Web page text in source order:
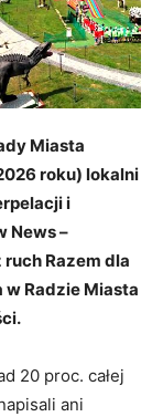
Miasta
roku) lokalni
i
News –
Razem dla
w Radzie Miasta
20 proc. całej
ani